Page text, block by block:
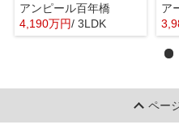
アンピール百年橋
4,190万円/ 3LDK
ペー